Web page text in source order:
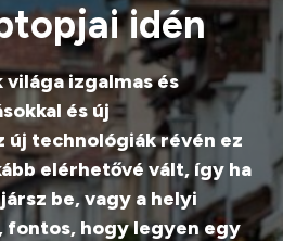
idén
izgalmas és
és új
új technológiák révén ez
elérhetővé vált, így ha
be, vagy a helyi
fontos, hogy legyen egy